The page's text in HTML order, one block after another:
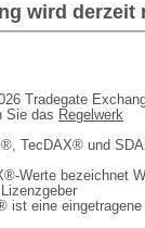
wird derzeit
Tradegate
Sie das Regelwerk
TecDAX® und
Werte bezeichnet
ist eine